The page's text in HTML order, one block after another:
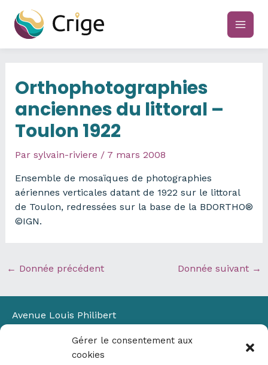
Gérer le consentement aux
cookies
contenu
main
Orthophotographies
anciennes du littoral –
Toulon 1922
Par sylvain-riviere / 7 mars 2008
Ensemble de mosaïques de photographies
aériennes verticales datant de 1922 sur le littoral
de Toulon, redressées sur la base de la BDORTHO®
©IGN.
← Donnée précédent Donnée suivant →
Avenue Louis Philibert
Bâtiment Laennec
13100 Aix-en-Provence